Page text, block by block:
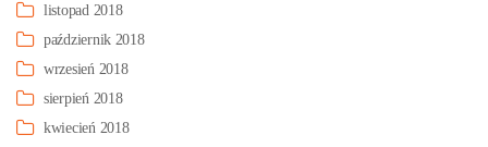
listopad 2018
październik 2018
wrzesień 2018
sierpień 2018
kwiecień 2018